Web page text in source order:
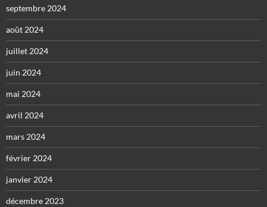
septembre 2024
août 2024
juillet 2024
juin 2024
mai 2024
avril 2024
mars 2024
février 2024
janvier 2024
décembre 2023